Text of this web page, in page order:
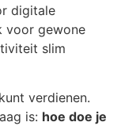
digitale
voor gewone
slim
verdienen.
is: hoe doe je